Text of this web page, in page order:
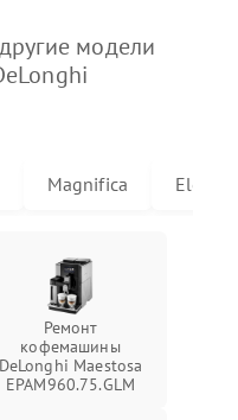
модели
Magnifica Eletta
Ремонт
кофемашины
DeLonghi Maestosa
EPAM960.75.GLM